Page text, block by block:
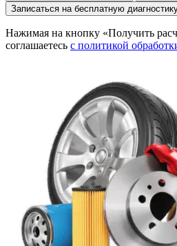
Записаться на бесплатную
Нажимая на кнопку «Получить
соглашаетесь с политикой